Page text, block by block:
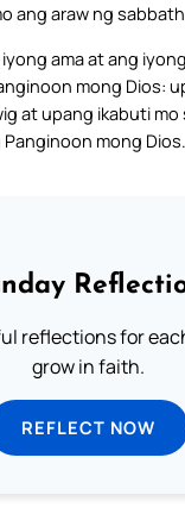
ang araw ng
ama at ang
mong Dios:
at upang ikabuti mo
mong Dios.
reflections for
grow in faith.
REFLECT NOW